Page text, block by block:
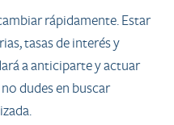
rápidamente. Estar
tasas de interés y
a anticiparte y actuar
dudes en buscar